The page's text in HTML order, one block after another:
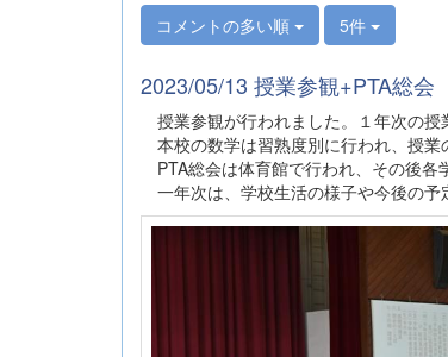
コメントの多い順 5件
2023/05/13 授業参観+PTA総会
授業参観が行われました。１年次の授
本校の数学は習熟度別に行われ、授業
PTA総会は体育館で行われ、その後各
一年次は、学校生活の様子や今後の予